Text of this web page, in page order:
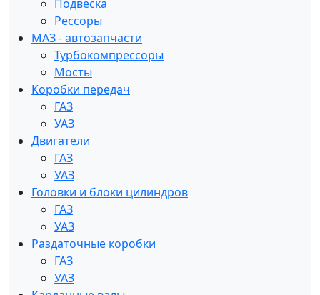
Подвеска
Рессоры
МАЗ - автозапчасти
Турбокомпрессоры
Мосты
Коробки передач
ГАЗ
УАЗ
Двигатели
ГАЗ
УАЗ
Головки и блоки цилиндров
ГАЗ
УАЗ
Раздаточные коробки
ГАЗ
УАЗ